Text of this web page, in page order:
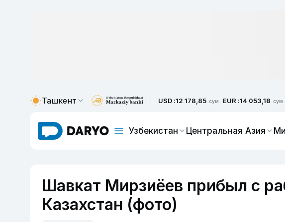
Ташкент USD :12 178,85 сум EUR :14 053,18 сум
Узбекистан Центральная Азия
Шавкат Мирзиёев прибыл с
Казахстан (фото)